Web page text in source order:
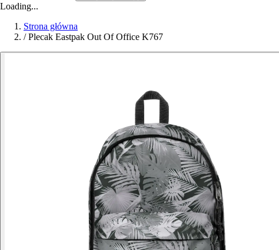
Loading...
Strona główna
/ Plecak Eastpak Out Of Office K767